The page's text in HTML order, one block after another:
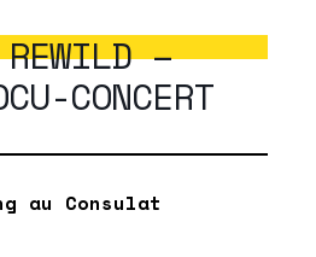
–
CONCERT
au Consulat